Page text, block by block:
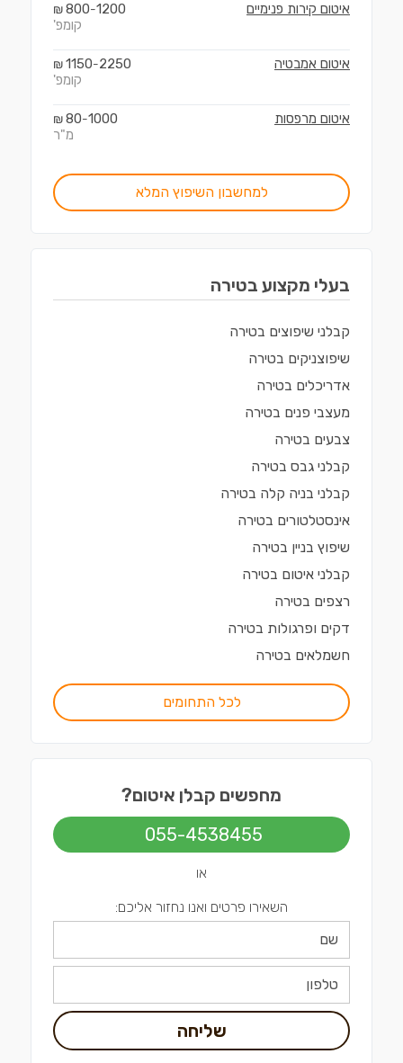
איטום קירות פנימיים 800-1200
₪
קומפ'
איטום אמבטיה 1150-2250
₪
קומפ'
איטום מרפסות 80-1000
₪
מ"ר
למחשבון השיפוץ המלא
בעלי מקצוע בטירה
קבלני שיפוצים בטירה
שיפוצניקים בטירה
אדריכלים בטירה
מעצבי פנים בטירה
צבעים בטירה
קבלני גבס בטירה
קבלני בניה קלה בטירה
אינסטלטורים בטירה
שיפוץ בניין בטירה
קבלני איטום בטירה
רצפים בטירה
דקים ופרגולות בטירה
חשמלאים בטירה
לכל התחומים
מחפשים קבלן איטום?
055-4538455
או
השאירו פרטים ואנו נחזור אליכם:
שליחה